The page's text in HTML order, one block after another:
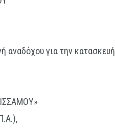
αναδόχου για την κατασκευή
»